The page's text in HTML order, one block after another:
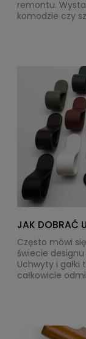
remontu.
komodzie czy
funkcję
proporcje i
dziś pojawia
JAK DOBRAĆ
Często mówi
świecie
Uchwyty i gałki
całkowicie